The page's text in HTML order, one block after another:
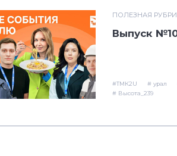
ПОЛЕЗНАЯ
Выпуск
#ТМК2U # урал
# Высота_239